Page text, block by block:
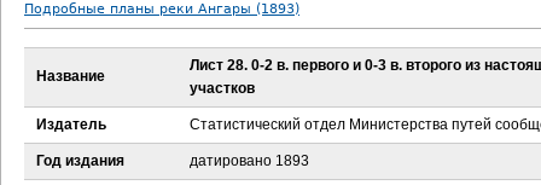
В
ы
д
Подробные планы реки Ангары (1893)
Название
Лист 28. 0-2 в. первого и 0-3 в. второго из
участков
Издатель Статистический отдел Министерства путей
Год издания датировано 1893